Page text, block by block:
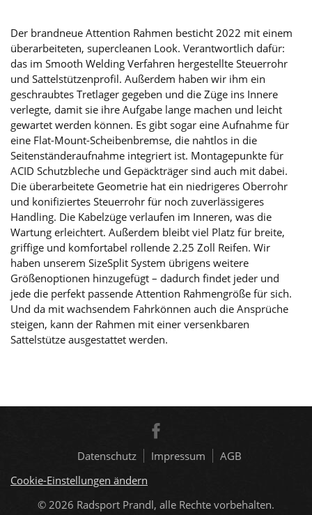
Der brandneue Attention Rahmen besticht 2022 mit einem
überarbeiteten, supercleanen Look. Verantwortlich dafür:
das im Smooth Welding Verfahren hergestellte Steuerrohr
und Sattelstützenprofil. Außerdem haben wir ihm ein
geschraubtes Tretlager gegeben und die Züge ins Innere
verlegte, damit sie ihre Aufgabe lange machen und leicht
gewartet werden können. Es gibt sogar eine Aufnahme für
eine Flat-Mount-Scheibenbremse, die nahtlos in die
Seitenständeraufnahme integriert ist. Montagepunkte für
ACID Schutzbleche und Gepäckträger sind auch mit dabei.
Die überarbeitete Geometrie hat ein niedrigeres Oberrohr
und konifiziertes Steuerrohr für noch zuverlässigeres
Handling. Die Kabelzüge verlaufen im Inneren, was die
Wartung erleichtert. Außerdem bleibt viel Platz für breite,
griffige und komfortabel rollende 2.25 Zoll Reifen. Wir
haben unserem SizeSplit System übrigens weitere
Größenoptionen hinzugefügt – dadurch findet jeder und
jede die perfekt passende Attention Rahmengröße für sich.
Und da mit wachsendem Fahrkönnen auch die Ansprüche
steigen, kann der Rahmen mit einer versenkbaren
Sattelstütze ausgestattet werden.
© 2026 Radsport Prandl, alle Rechte vorbehalten.
Datenschutz Impressum
AGB
Cookie-Einstellungen ändern